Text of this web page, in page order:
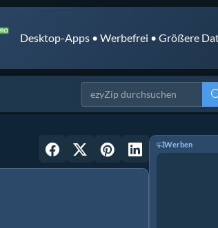
Desktop-Apps • Werbefrei • Größere
Werben